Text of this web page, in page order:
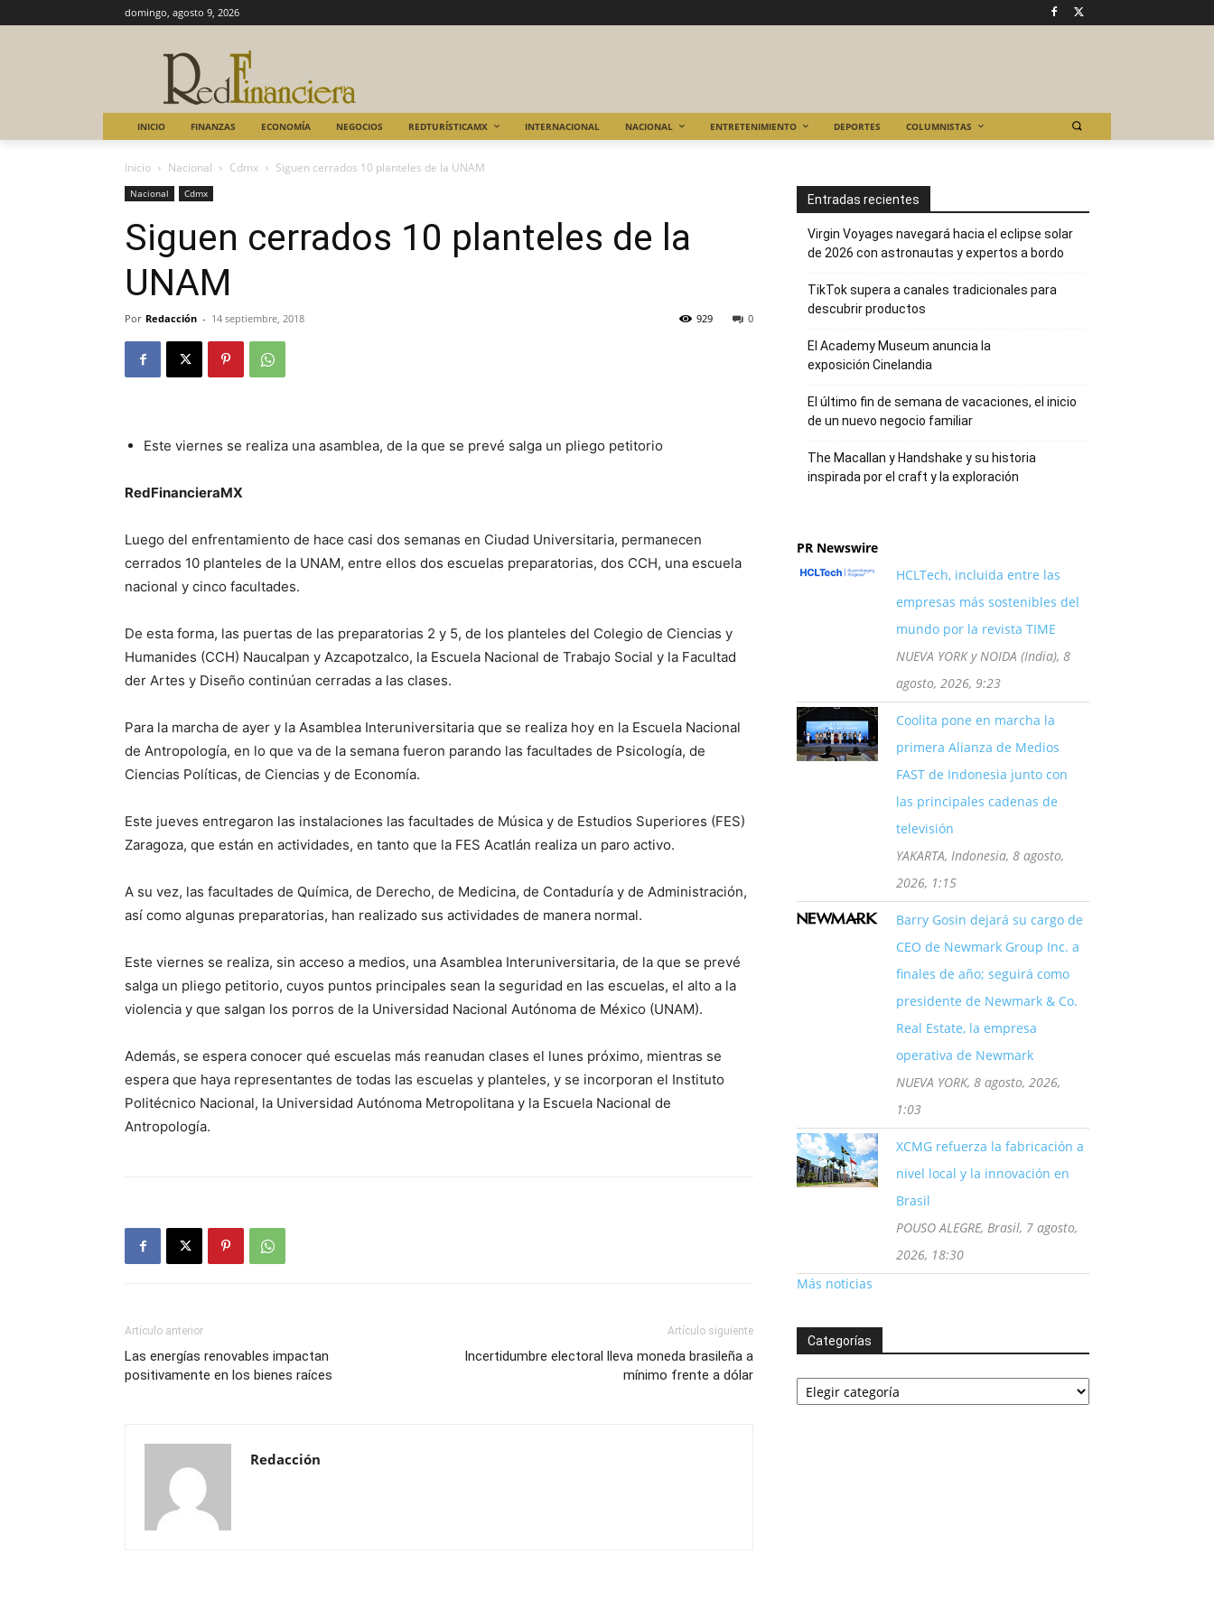
domingo, agosto 9, 2026
INICIO FINANZAS ECONOMÍA NEGOCIOS REDTURÍSTICAMX INTERNACIONAL NACIONAL ENTRETENIMIENTO DEPORTES COLUMNISTAS
Inicio Nacional Cdmx Siguen cerrados 10 planteles de la UNAM
Nacional Cdmx
Siguen cerrados 10 planteles de la
UNAM
Por Redacción - 14 septiembre, 2018 0
929
Este viernes se realiza una asamblea, de la que se prevé salga un pliego petitorio
RedFinancieraMX
Luego del enfrentamiento de hace casi dos semanas en Ciudad Universitaria, permanecen
cerrados 10 planteles de la UNAM, entre ellos dos escuelas preparatorias, dos CCH, una escuela
nacional y cinco facultades.
De esta forma, las puertas de las preparatorias 2 y 5, de los planteles del Colegio de Ciencias y
Humanides (CCH) Naucalpan y Azcapotzalco, la Escuela Nacional de Trabajo Social y la Facultad
der Artes y Diseño continúan cerradas a las clases.
Para la marcha de ayer y la Asamblea Interuniversitaria que se realiza hoy en la Escuela Nacional
de Antropología, en lo que va de la semana fueron parando las facultades de Psicología, de
Ciencias Políticas, de Ciencias y de Economía.
Este jueves entregaron las instalaciones las facultades de Música y de Estudios Superiores (FES)
Zaragoza, que están en actividades, en tanto que la FES Acatlán realiza un paro activo.
A su vez, las facultades de Química, de Derecho, de Medicina, de Contaduría y de Administración,
así como algunas preparatorias, han realizado sus actividades de manera normal.
Este viernes se realiza, sin acceso a medios, una Asamblea Interuniversitaria, de la que se prevé
salga un pliego petitorio, cuyos puntos principales sean la seguridad en las escuelas, el alto a la
violencia y que salgan los porros de la Universidad Nacional Autónoma de México (UNAM).
Además, se espera conocer qué escuelas más reanudan clases el lunes próximo, mientras se
espera que haya representantes de todas las escuelas y planteles, y se incorporan el Instituto
Politécnico Nacional, la Universidad Autónoma Metropolitana y la Escuela Nacional de
Antropología.
Artículo anterior
Las energías renovables impactan
positivamente en los bienes raíces
Artículo siguiente
Incertidumbre electoral lleva moneda brasileña a
mínimo frente a dólar
Redacción
Entradas recientes
Virgin Voyages navegará hacia el eclipse solar
de 2026 con astronautas y expertos a bordo
TikTok supera a canales tradicionales para
descubrir productos
El Academy Museum anuncia la
exposición Cinelandia
El último fin de semana de vacaciones, el inicio
de un nuevo negocio familiar
The Macallan y Handshake y su historia
inspirada por el craft y la exploración
PR Newswire
HCLTech, incluida entre las
empresas más sostenibles del
mundo por la revista TIME
NUEVA YORK y NOIDA (India), 8
agosto, 2026, 9:23
Coolita pone en marcha la
primera Alianza de Medios
FAST de Indonesia junto con
las principales cadenas de
televisión
YAKARTA, Indonesia, 8 agosto,
2026, 1:15
Barry Gosin dejará su cargo de
CEO de Newmark Group Inc. a
finales de año; seguirá como
presidente de Newmark & Co.
Real Estate, la empresa
operativa de Newmark
NUEVA YORK, 8 agosto, 2026,
1:03
XCMG refuerza la fabricación a
nivel local y la innovación en
Brasil
POUSO ALEGRE, Brasil, 7 agosto,
2026, 18:30
Más noticias
Categorías
Categorías